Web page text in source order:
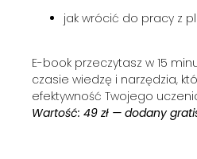
jak wrócić do pracy z
E-book przeczytasz w 15
czasie wiedzę i narzędzia,
efektywność Twojego
Wartość: 49 zł — dodany